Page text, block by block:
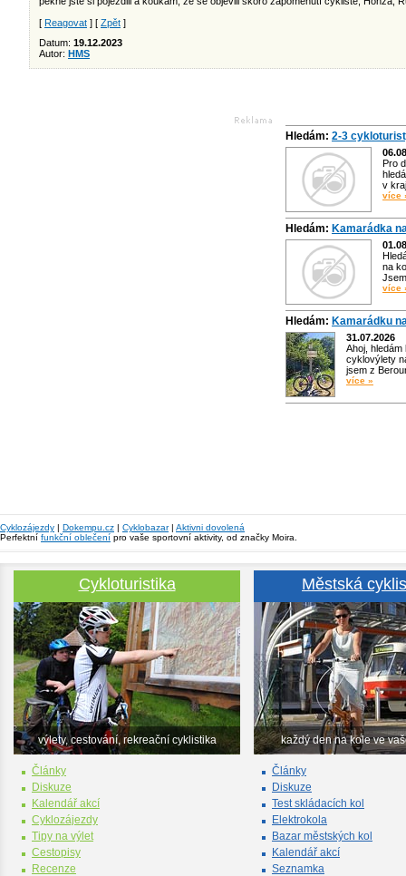
[ Reagovat ] [ Zpět ]
Datum: 19.12.2023
Autor: HMS
Hledám: 2-3
Pro
v
více
Hledám: Kamarádka
na
více
Hledám: Kamarádku
31.07.2026
Ahoj,
cyklovýlety
jsem z
více »
Cyklozájezdy | Dokempu.cz | Cyklobazar| Aktivni dovolená
Perfektní funkční oblečení pro vaše sportovní aktivity, od značky Moira.
Cykloturistika
výlety, cestování, rekreační cyklistika
Články
Diskuze
Kalendář akcí
Cyklozájezdy
Tipy na výlet
Cestopisy
Recenze
Městská
každý den na kole ve
Články
Diskuze
Test skládacích kol
Elektrokola
Bazar městských kol
Kalendář akcí
Seznamka